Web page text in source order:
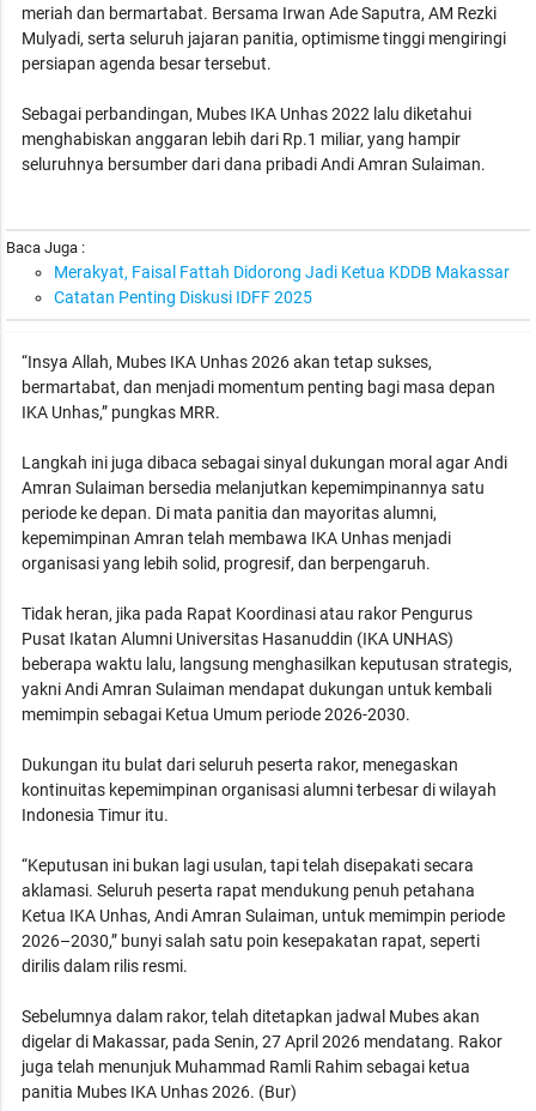
meriah dan bermartabat. Bersama Irwan Ade Saputra, AM Rezki
Mulyadi, serta seluruh jajaran panitia, optimisme tinggi mengiringi
persiapan agenda besar tersebut.
Sebagai perbandingan, Mubes IKA Unhas 2022 lalu diketahui
menghabiskan anggaran lebih dari Rp.1 miliar, yang hampir
seluruhnya bersumber dari dana pribadi Andi Amran Sulaiman.
Baca Juga :
Merakyat, Faisal Fattah Didorong Jadi Ketua KDDB Makassar
Catatan Penting Diskusi IDFF 2025
“Insya Allah, Mubes IKA Unhas 2026 akan tetap sukses,
bermartabat, dan menjadi momentum penting bagi masa depan
IKA Unhas,” pungkas MRR.
Langkah ini juga dibaca sebagai sinyal dukungan moral agar Andi
Amran Sulaiman bersedia melanjutkan kepemimpinannya satu
periode ke depan. Di mata panitia dan mayoritas alumni,
kepemimpinan Amran telah membawa IKA Unhas menjadi
organisasi yang lebih solid, progresif, dan berpengaruh.
Tidak heran, jika pada Rapat Koordinasi atau rakor Pengurus
Pusat Ikatan Alumni Universitas Hasanuddin (IKA UNHAS)
beberapa waktu lalu, langsung menghasilkan keputusan strategis,
yakni Andi Amran Sulaiman mendapat dukungan untuk kembali
memimpin sebagai Ketua Umum periode 2026-2030.
Dukungan itu bulat dari seluruh peserta rakor, menegaskan
kontinuitas kepemimpinan organisasi alumni terbesar di wilayah
Indonesia Timur itu.
“Keputusan ini bukan lagi usulan, tapi telah disepakati secara
aklamasi. Seluruh peserta rapat mendukung penuh petahana
Ketua IKA Unhas, Andi Amran Sulaiman, untuk memimpin periode
2026–2030,” bunyi salah satu poin kesepakatan rapat, seperti
dirilis dalam rilis resmi.
Sebelumnya dalam rakor, telah ditetapkan jadwal Mubes akan
digelar di Makassar, pada Senin, 27 April 2026 mendatang. Rakor
juga telah menunjuk Muhammad Ramli Rahim sebagai ketua
panitia Mubes IKA Unhas 2026. (Bur)